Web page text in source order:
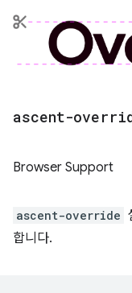
ascent-
Browser Support
ascent-override
합니다.